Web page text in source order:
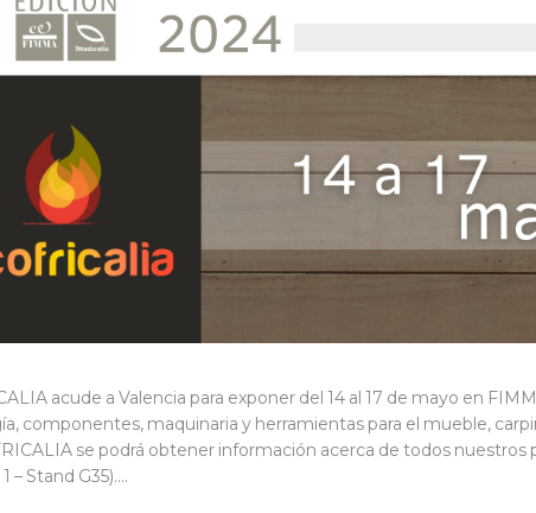
acude a Valencia para exponer del 14 al 17 de mayo en
componentes, maquinaria y herramientas para el mueble,
se podrá obtener información acerca de todos nuestros
– Stand G35).…